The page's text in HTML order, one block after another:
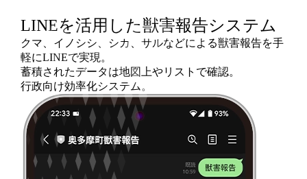
LINEを活用した獣害報告システム
クマ、イノシシ、シカ、サルなどによる獣害報告を手
軽にLINEで実現。
蓄積されたデータは地図上やリストで確認。
行政向け効率化システム。